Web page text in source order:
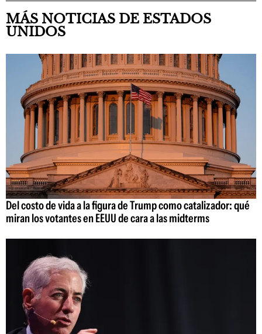
MÁS NOTICIAS DE ESTADOS
UNIDOS
Del costo de vida a la figura de Trump como catalizador: qué
miran los votantes en EEUU de cara a las midterms